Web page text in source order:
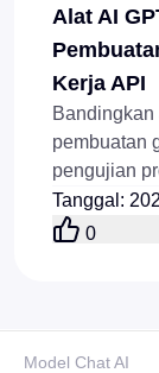
Alat AI
Kerja API
Bandingkan
pembuatan
pengujian
produk, dan
online saat
Tanggal :
0
Model Chat AI